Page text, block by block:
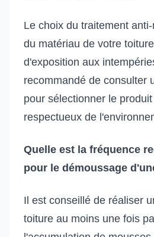
Le choix du traitement
du matériau de votre
d'exposition aux
recommandé de consulter
pour sélectionner le
respectueux de
Quelle est la fréquence
pour le démoussage
Il est conseillé de réaliser
toiture au moins une fois